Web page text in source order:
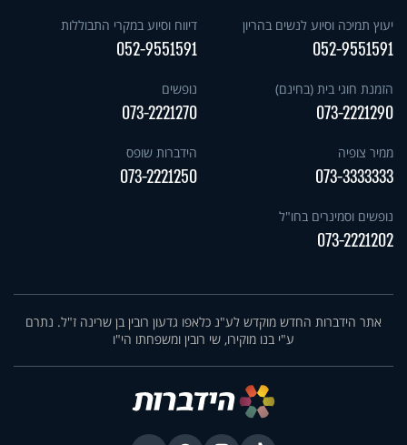
יעוץ תמיכה וסיוע לנשים בהריון
052-9551591
דיווח וסיוע במקרי התבוללות
052-9551591
הזמנת חוגי בית (בחינם)
073-2221290
נופשים
073-2221270
ממיר צופיה
073-3333333
הידברות שופס
073-2221250
נופשים וסמינרים בחו"ל
073-2221202
אתר הידברות החדש מוקדש לע"נ כלאפו גדעון רובין בן שרינה ז"ל. נתרם
ע"י בנו מוקירו, שי רובין ומשפחתו הי"ו